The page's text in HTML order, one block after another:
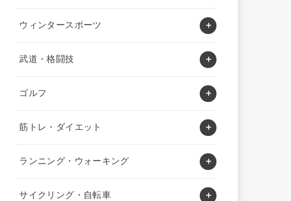
ウィンタースポーツ
武道・格闘技
ゴルフ
筋トレ・ダイエット
ランニング・ウォーキング
サイクリング・自転車